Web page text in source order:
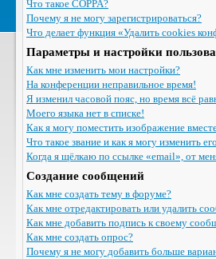
Что такое COPPA?
Почему я не могу зарегистрироваться?
Что делает функция «Удалить cookies
Параметры и настройки
Как мне изменить мои настройки?
На конференции неправильное время!
Я изменил часовой пояс, но время всё
Моего языка нет в списке!
Как я могу поместить изображение
Что такое звание и как я могу изменить
Когда я щёлкаю по ссылке «email», от
Создание сообщений
Как мне создать тему в форуме?
Как мне отредактировать или удалить
Как мне добавить подпись к своему
Как мне создать опрос?
Почему я не могу добавить больше